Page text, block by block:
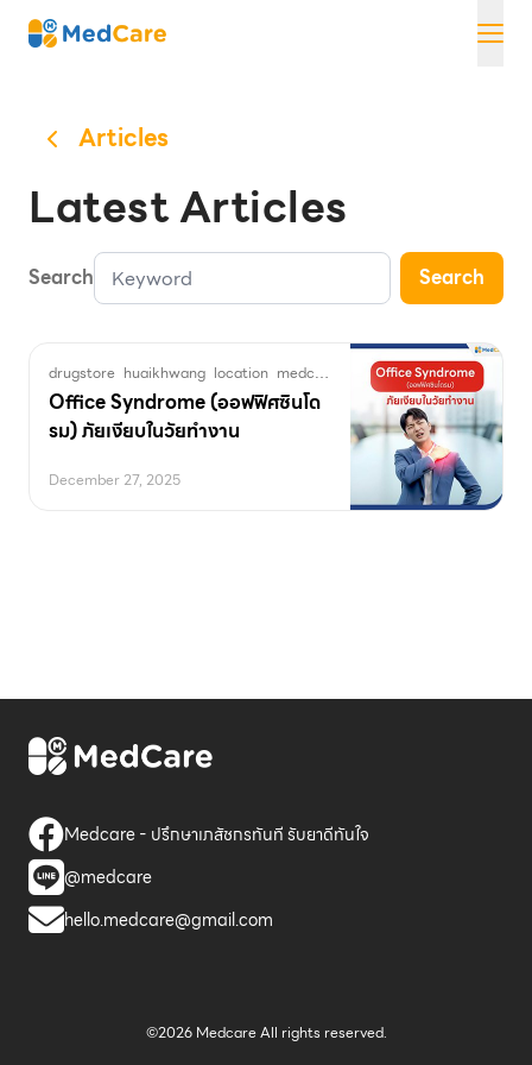
Skip
MedCare
Articles
Latest Articles
Search Search
drugstore huaikhwang location medcare OfficeHealth
Office Syndrome (ออฟฟิศซินโด
รม) ภัยเงียบในวัยทำงาน
December 27, 2025
Medcare - ปรึกษาเภสัชกรทันที รับยาดีทันใจ
@medcare
hello.medcare@gmail.com
©2026 Medcare All rights reserved.